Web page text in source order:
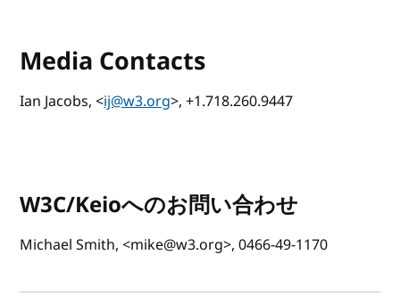
Media Contacts
Ian Jacobs, <ij@w3.org>, +1.718.260.9447
W3C/Keioへのお問い合わせ
Michael Smith, <mike@w3.org>, 0466-49-1170